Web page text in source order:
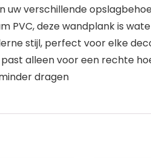
uw verschillende
PVC, deze wandplank is
stijl, perfect voor elke
alleen voor een rechte
dragen